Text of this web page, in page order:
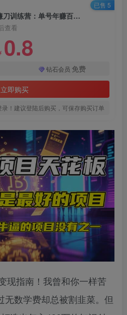
【2025年4月】知识付费镰刀训练营：单号年赚百万的超级IP孵化术
查看
0.8
钻石会员 免费
立即购买
！建议登陆后购买，可保存购买订单
已售 5
现指南！我曾和你一样苦
无数学费却总被割韭菜。但